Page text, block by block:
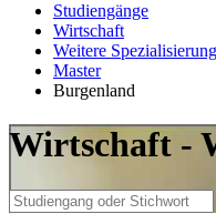
Studiengänge
Wirtschaft
Weitere
Master
Burgenland
Wirtschaft -